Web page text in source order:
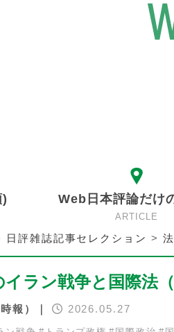
Web日本評論だけ
ARTICLE
日評雑誌記事セレクション >
イラン戦争と国際法（
報）｜ 2026.05.27